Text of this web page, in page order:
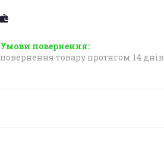
повернення товару протягом 14 днів